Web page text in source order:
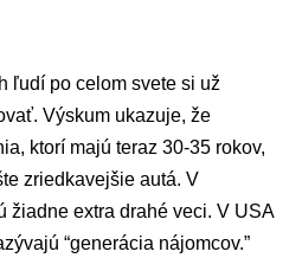
ľudí po celom svete si už
Výskum ukazuje, že
ktorí majú teraz 30-35 rokov,
zriedkavejšie autá. V
žiadne extra drahé veci. V USA
“generácia nájomcov.”